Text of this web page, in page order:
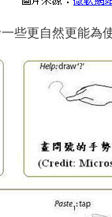
些更自然更能為